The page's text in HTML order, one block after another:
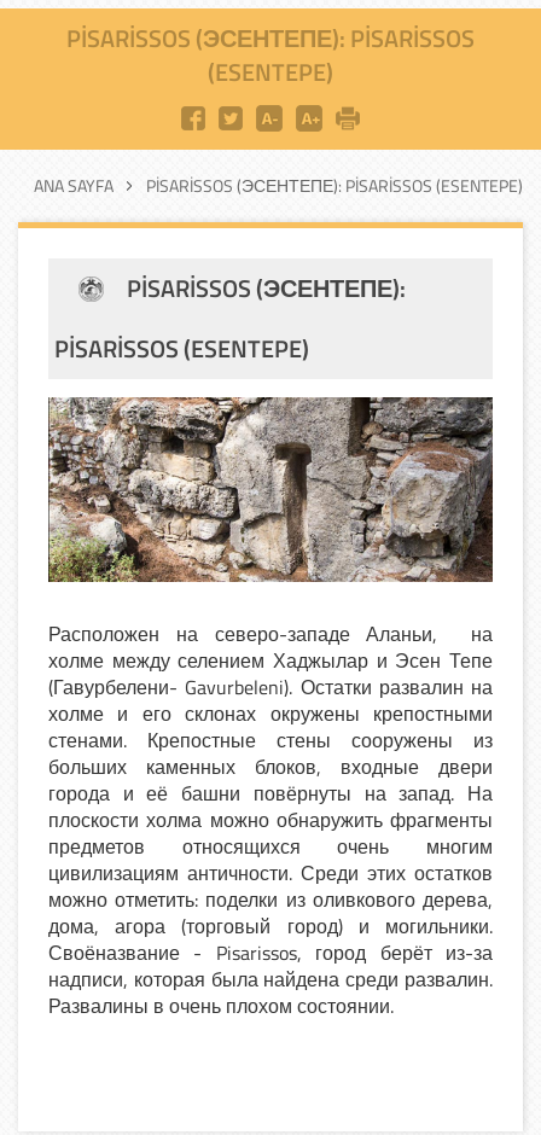
PİSARİSSOS (ЭСЕНТЕПЕ): PISARISSOS
(ESENTEPE)
ANA SAYFA PİSARİSSOS (ЭСЕНТЕПЕ): PISARISSOS (ESENTEPE)
PİSARİSSOS (ЭСЕНТЕПЕ):
PISARISSOS (ESENTEPE)
Расположен на северо-западе Аланьи, на
холме между селением Хаджылар и Эсен Тепе
(Гавурбелени- Gavurbeleni). Остатки развалин на
холме и его склонах окружены крепостными
стенами. Крепостные стены сооружены из
больших каменных блоков, входные двери
города и её башни повёрнуты на запад. На
плоскости холма можно обнаружить фрагменты
предметов относящихся очень многим
цивилизациям античности. Среди этих остатков
можно отметить: поделки из оливкового дерева,
дома, агора (торговый город) и могильники.
Своёназвание - Pisarissos, город берёт из-за
надписи, которая была найдена среди развалин.
Развалины в очень плохом состоянии.